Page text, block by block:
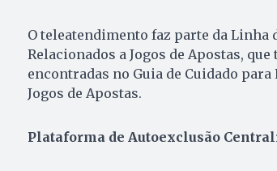
O teleatendimento faz parte da Linha
Relacionados a Jogos de Apostas,
encontradas no Guia de Cuidado
Jogos de Apostas.
Plataforma de Autoexclusão